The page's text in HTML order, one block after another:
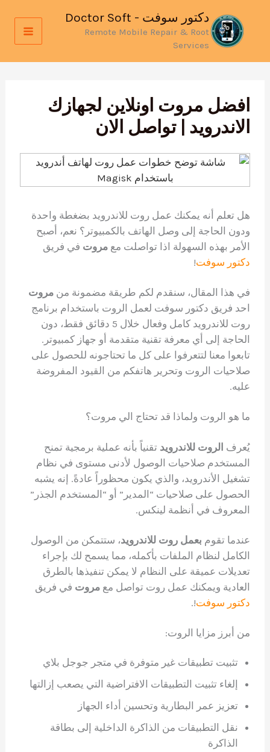
المحتوى
دكتور سوفت - Doctor Soft
Remote Mobile Repair & Root
Services
افضل مروت اونلاين لجهازك
الاندرويد | تواصل الان
هل تعلم أنه يمكنك عمل روت للاندرويد بضغطة واحدة
ودون الحاجة إلى وصل الهاتف بالكمبيوتر؟ نعم، أصبح
الأمر بهذه السهولة اذا تواصلت معمروت في فريق
دكتور سوفت!
في هذا المقال، سنقدم لكم طريقة مضمونة منمروت
احد فريق دكتور سوفت لعمل الروت باستخدام برنامج
روت للاندرويد كامل وفعال خلال 5 دقائق فقط، دون
الحاجة إلى أي معرفة تقنية متقدمة أو جهاز كمبيوتر.
تابعوا معنا لتتعرفوا على كل ما تحتاجونه للحصول على
صلاحيات الروت وتحرير هاتفكم من القيود المفروضة
عليه.
ما هو الروت ولماذا قد تحتاج الي مروت؟
يُعرف الروت للاندرويد تقنياً بأنه عملية برمجية تمنح
المستخدم صلاحيات الوصول لأدنى مستوى في نظام
تشغيل الأندرويد، والذي يكون محظوراً عادةً. إنه يشبه
الحصول على صلاحيات “المدير” أو “المستخدم الجذر”
المعروف في أنظمة لينكس.
عندما تقوم بعمل روت للاندرويد، ستتمكن من الوصول
الكامل لنظام الملفات بأكمله، مما يسمح لك بإجراء
تعديلات عميقة على النظام لا يمكن تنفيذها بالطرق
العادية ويمكنك عمل روت تواصل مع مروت في فريق
دكتور سوفت!.
من أبرز مزايا الروت:
تثبيت تطبيقات غير متوفرة في متجر جوجل بلاي
إلغاء تثبيت التطبيقات الافتراضية التي يصعب إزالتها
تعزيز عمر البطارية وتحسين أداء الجهاز
نقل التطبيقات من الذاكرة الداخلية إلى بطاقة
الذاكرة